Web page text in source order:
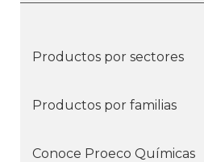
Productos por sectores
Productos por familias
Conoce Proeco Químicas